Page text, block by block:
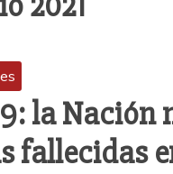
la
fallecidas